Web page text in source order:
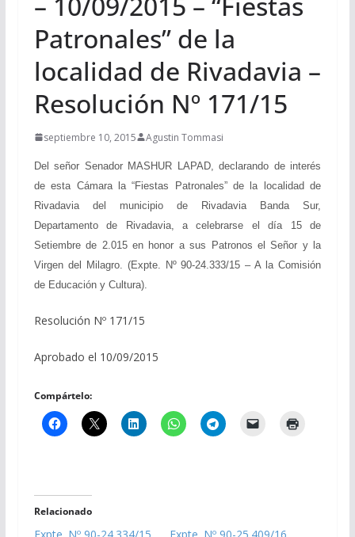
Patronales” de la
localidad de Rivadavia –
Resolución Nº 171/15
septiembre 10, 2015 Agustin Tommasi
Del señor Senador MASHUR LAPAD, declarando de interés
de esta Cámara la “Fiestas Patronales” de la localidad de
Rivadavia del municipio de Rivadavia Banda Sur,
Departamento de Rivadavia, a celebrarse el día 15 de
Setiembre de 2.015 en honor a sus Patronos el Señor y la
Virgen del Milagro. (Expte. Nº 90-24.333/15 – A la Comisión
de Educación y Cultura).
Resolución Nº 171/15
Aprobado el 10/09/2015
Compártelo:
Relacionado